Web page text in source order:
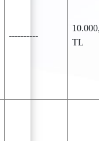
----------
TL